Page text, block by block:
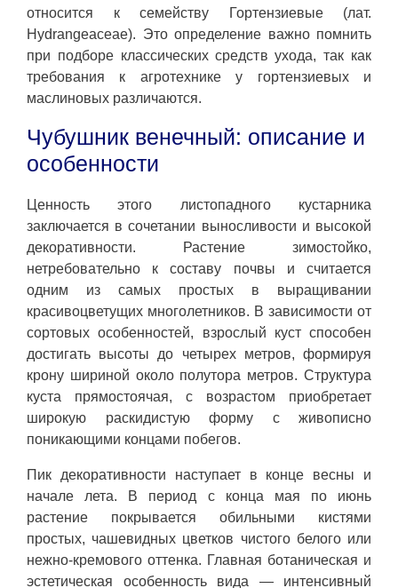
относится к семейству Гортензиевые (лат.
Hydrangeaceae). Это определение важно помнить
при подборе классических средств ухода, так как
требования к агротехнике у гортензиевых и
маслиновых различаются.
Чубушник венечный: описание и
особенности
Ценность этого листопадного кустарника
заключается в сочетании выносливости и высокой
декоративности. Растение зимостойко,
нетребовательно к составу почвы и считается
одним из самых простых в выращивании
красивоцветущих многолетников. В зависимости от
сортовых особенностей, взрослый куст способен
достигать высоты до четырех метров, формируя
крону шириной около полутора метров. Структура
куста прямостоячая, с возрастом приобретает
широкую раскидистую форму с живописно
поникающими концами побегов.
Пик декоративности наступает в конце весны и
начале лета. В период с конца мая по июнь
растение покрывается обильными кистями
простых, чашевидных цветков чистого белого или
нежно-кремового оттенка. Главная ботаническая и
эстетическая особенность вида — интенсивный